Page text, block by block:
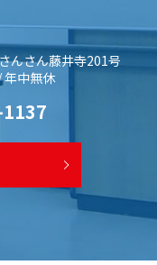
んさん藤井寺201号
中無休